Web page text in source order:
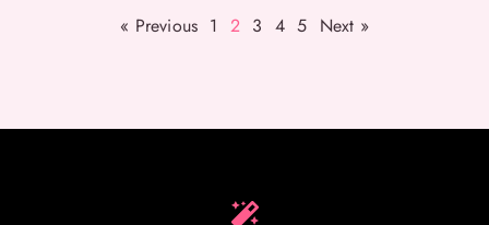
« Previous 1 2 3 4 5 Next »